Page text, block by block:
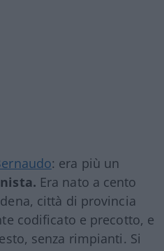
: era più un
Era nato a cento
città di provincia
codificato e precotto, e
senza rimpianti. Si